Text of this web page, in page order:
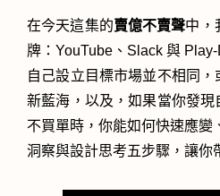
在今天這集的賣億不賣聲中，
牌：YouTube、Slack 與
自己設立目標市場並不相同
新藍海，以及，如果當你發
不買單時，你能如何快速應
洞察與設計思考五步驟，讓你